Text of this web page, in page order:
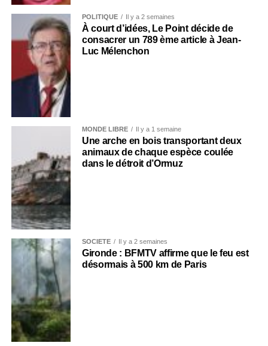
POLITIQUE Il y a 2 semaines
À court d’idées, Le Point décide de
consacrer un 789 ème article à Jean-
Luc Mélenchon
MONDE LIBRE Il y a 1 semaine
Une arche en bois transportant deux
animaux de chaque espèce coulée
dans le détroit d’Ormuz
SOCIÉTÉ Il y a 2 semaines
Gironde : BFMTV affirme que le feu est
désormais à 500 km de Paris